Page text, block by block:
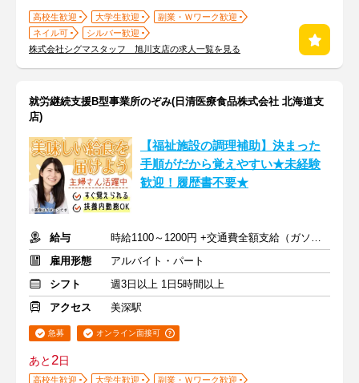
高校生歓迎 大学生歓迎
副業・Ｗワーク歓迎
ネイル可
シルバー歓迎
株式会社シグマスタッフ 旭川支店の求人一覧を見る
就労継続支援B型事業所のぞみ(日清医療食品株式会社 北海道支
店)
【福祉施設の調理補助】決まった
手順がだから覚えやすい★未経験
歓迎！履歴書不要★
給与
時給1100～1200円 +交通費全額支給（ガソリン代も支給）
雇用形態
アルバイト・パート
シフト
週3日以上 1日5時間以上
アクセス
美深駅
急募 オンライン面接可
あと2日
高校生歓迎 大学生歓迎 副業・Ｗワーク歓迎